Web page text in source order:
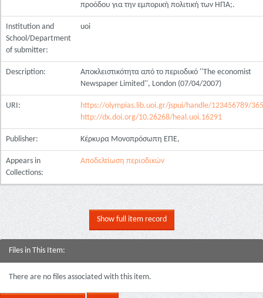
προόδου για την εμπορική πολιτική των ΗΠΑ;.
Institution and
School/Department
of submitter:
uoi
Description:
Αποκλειστικότητα από το περιοδικό ''The economist
Newspaper Limited'', London (07/04/2007)
URI:
https://olympias.lib.uoi.gr/jspui/handle/123456789/
http://dx.doi.org/10.26268/heal.uoi.16291
Publisher: Κέρκυρα Μονοπρόσωπη ΕΠΕ,
Appears in
Collections:
Αποδελτίωση περιοδικών
Show full item record
Files in This Item:
There are no files associated with this item.